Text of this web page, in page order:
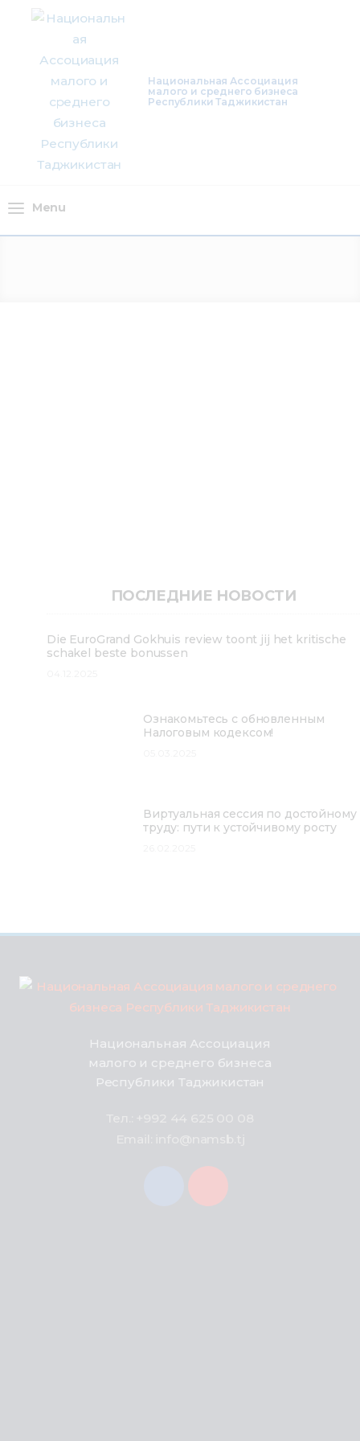
Национальная Ассоциация
малого и среднего бизнеса
Республики Таджикистан
Menu
О нас
Деятельность
Проекты
Членство
Инфоресурсы
ПОСЛЕДНИЕ НОВОСТИ
Die EuroGrand Gokhuis review toont jij het kritische
schakel beste bonussen
Ознакомьтесь с обновленным
Налоговым кодексом!
Виртуальная сессия по достойному
труду: пути к устойчивому росту
Национальная Ассоциация
малого и среднего бизнеса
Республики Таджикистан